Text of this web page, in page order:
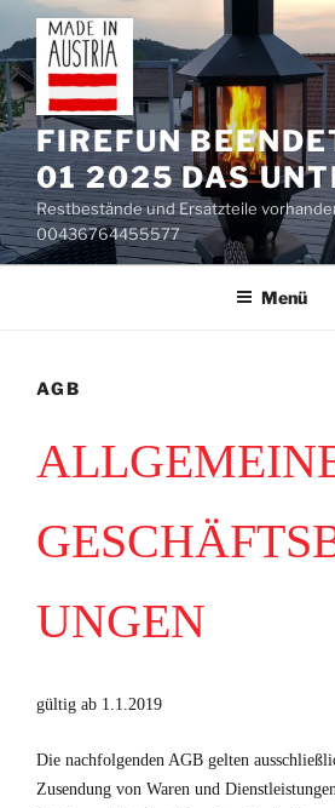
Zum
Inhalt
springen
FIREFUN
01 2025 DAS
Restbestände und Ersatzteile
00436764455577
Menü
AGB
UNGEN
gültig ab 1.1.2019
Die nachfolgenden AGB gelten
Zusendung von Waren und